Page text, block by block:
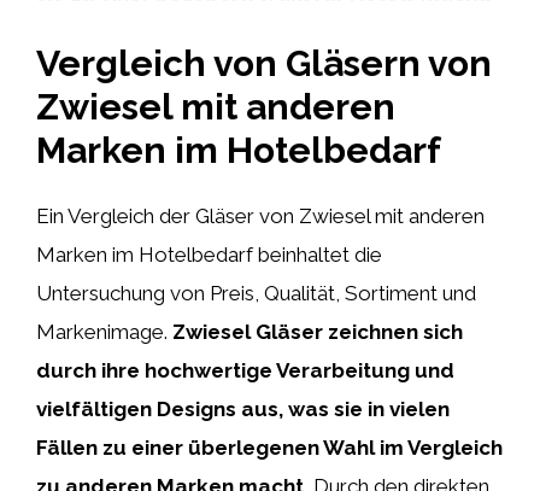
Vergleich von Gläsern von
Zwiesel mit anderen
Marken im Hotelbedarf
Ein Vergleich der Gläser von Zwiesel mit anderen
Marken im Hotelbedarf beinhaltet die
Untersuchung von Preis, Qualität, Sortiment und
Markenimage. Zwiesel Gläser zeichnen sich
durch ihre hochwertige Verarbeitung und
vielfältigen Designs aus, was sie in vielen
Fällen zu einer überlegenen Wahl im Vergleich
zu anderen Marken macht. Durch den direkten